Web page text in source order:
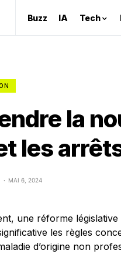
Buzz IA Tech
la
les
MAI 6, 2024
une réforme
les règles
d’origine non